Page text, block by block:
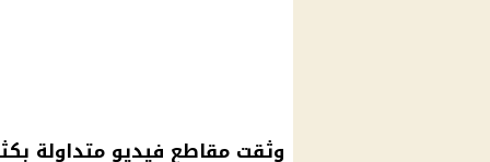
وثقت مقاطع فيديو متداولة